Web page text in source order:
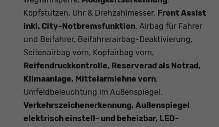
Kopfstützen, Uhr & Drehzahlmesser, Front Assist
inkl. City-Notbremsfunktion, Airbag für Fahrer
und Beifahrer, Beifahrerairbag-Deaktivierung,
Seitenairbag vorn, Kopfairbag vorn,
Reifendruckkontrolle, Reserverad als Notrad,
Klimaanlage, Mittelarmlehne vorn,
Umfeldbeleuchtung im Außenspiegel,
Verkehrszeichenerkennung, Außenspiegel
elektrisch einstell- und beheizbar, LED-